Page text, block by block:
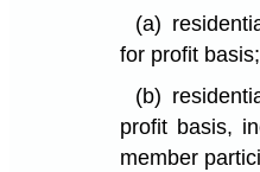
(a)
for profit basis;
(b)
profit basis,
member